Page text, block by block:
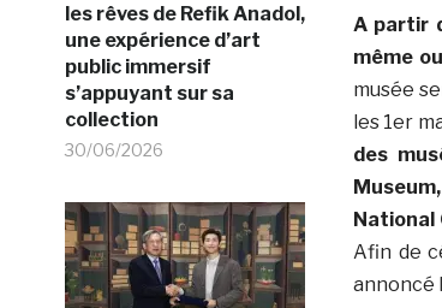
les rêves de Refik Anadol,
une expérience d’art
public immersif
s’appuyant sur sa
collection
30/06/2026
A partir
même
musée
les 1er
des
National
Afin de
annoncé